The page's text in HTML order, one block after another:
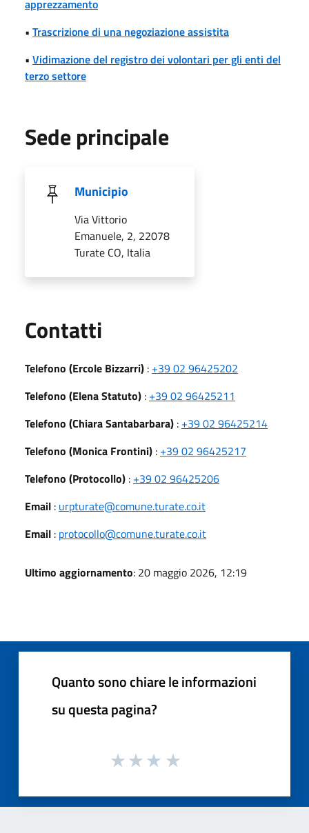
apprezzamento
• Trascrizione di una negoziazione assistita
• Vidimazione del registro dei volontari per gli enti del
terzo settore
Sede principale
Municipio
Via Vittorio
Emanuele, 2, 22078
Turate CO, Italia
Contatti
Telefono (Ercole Bizzarri) : +39 02 96425202
Telefono (Elena Statuto) : +39 02 96425211
Telefono (Chiara Santabarbara) : +39 02 96425214
Telefono (Monica Frontini) : +39 02 96425217
Telefono (Protocollo) : +39 02 96425206
Email : urpturate@comune.turate.co.it
Email : protocollo@comune.turate.co.it
Ultimo aggiornamento: 20 maggio 2026, 12:19
Quanto sono chiare le informazioni
su questa pagina?